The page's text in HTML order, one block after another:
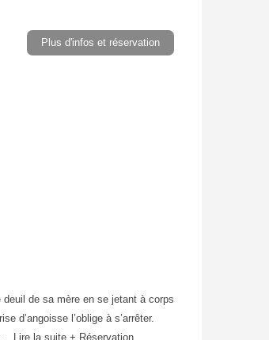
Plus d'infos et réservation
de sa mère en se jetant à corps
d’angoisse l’oblige à s’arrêter.
Lire la suite + Réservation